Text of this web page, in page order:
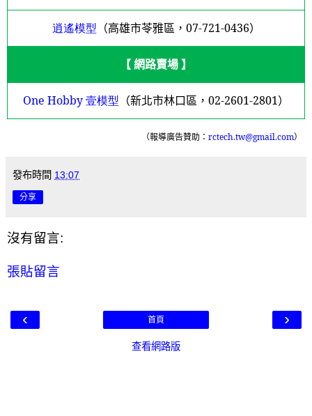
逍遙模型 （高雄市苓雅區， 07-721-0436）
【 網路賣場 】
One Hobby壹模型 （新北市林口區， 02-2601-2801）
（報導廣告贊助： rctech.tw@gmail.com）
發布時間 13:07
分享
沒有留言:
張貼留言
‹ ›
首頁
查看網路版